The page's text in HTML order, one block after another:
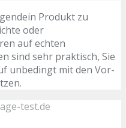
Produkt zu
oder
auf echten
sind sehr praktisch, Sie
unbedingt mit den Vor-
test.de